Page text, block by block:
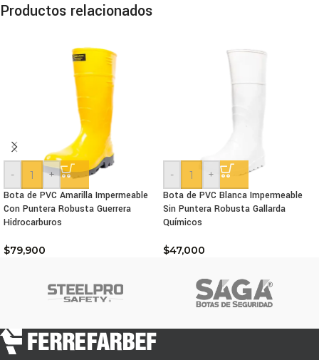
Productos relacionados
-
+
Bota de PVC Amarilla Impermeable
Con Puntera Robusta Guerrera
Hidrocarburos
$79,900
-
+
Bota de PVC Blanca Impermeable
Sin Puntera Robusta Gallarda
Químicos
$47,000